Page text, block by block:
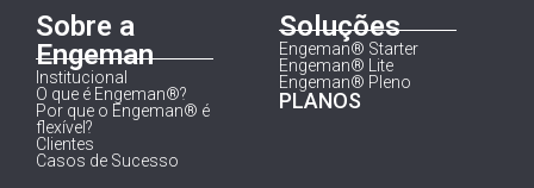
Sobre a
Engeman
Institucional
O que é Engeman®?
Por que o Engeman® é
flexível?
Clientes
Casos de Sucesso
Soluções
Engeman® Starter
Engeman® Lite
Engeman® Pleno
PLANOS